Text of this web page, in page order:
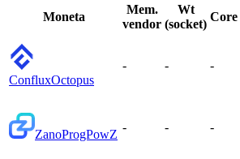
Moneta
Mem.
vendor
Wt
(socket)
Core
ConfluxOctopus
- - -
ZanoProgPowZ
- - -